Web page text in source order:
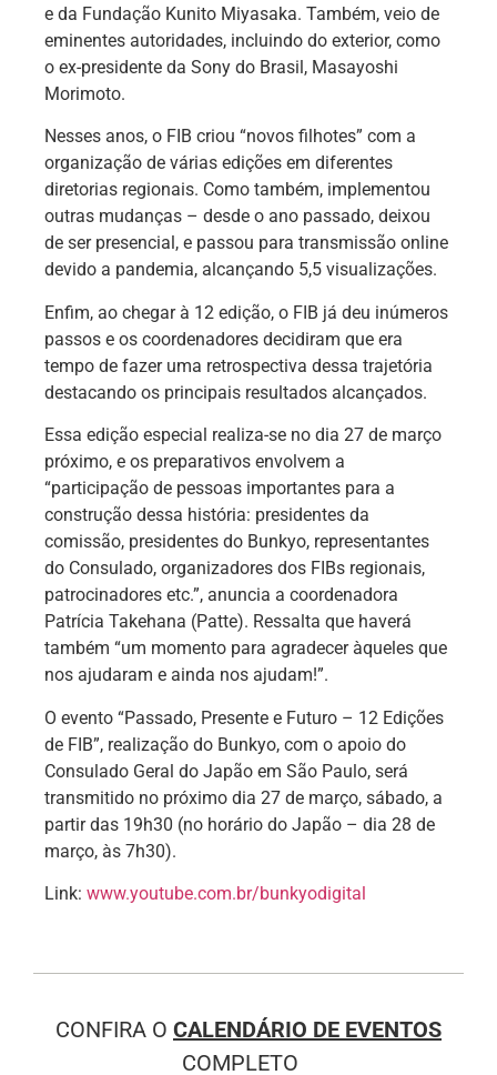
e da Fundação Kunito Miyasaka. Também, veio de
eminentes autoridades, incluindo do exterior, como
o ex-presidente da Sony do Brasil, Masayoshi
Morimoto.
Nesses anos, o FIB criou “novos filhotes” com a
organização de várias edições em diferentes
diretorias regionais. Como também, implementou
outras mudanças – desde o ano passado, deixou
de ser presencial, e passou para transmissão online
devido a pandemia, alcançando 5,5 visualizações.
Enfim, ao chegar à 12 edição, o FIB já deu inúmeros
passos e os coordenadores decidiram que era
tempo de fazer uma retrospectiva dessa trajetória
destacando os principais resultados alcançados.
Essa edição especial realiza-se no dia 27 de março
próximo, e os preparativos envolvem a
“participação de pessoas importantes para a
construção dessa história: presidentes da
comissão, presidentes do Bunkyo, representantes
do Consulado, organizadores dos FIBs regionais,
patrocinadores etc.”, anuncia a coordenadora
Patrícia Takehana (Patte). Ressalta que haverá
também “um momento para agradecer àqueles que
nos ajudaram e ainda nos ajudam!”.
O evento “Passado, Presente e Futuro – 12 Edições
de FIB”, realização do Bunkyo, com o apoio do
Consulado Geral do Japão em São Paulo, será
transmitido no próximo dia 27 de março, sábado, a
partir das 19h30 (no horário do Japão – dia 28 de
março, às 7h30).
Link: www.youtube.com.br/bunkyodigital
CONFIRA O CALENDÁRIO DE EVENTOS
COMPLETO